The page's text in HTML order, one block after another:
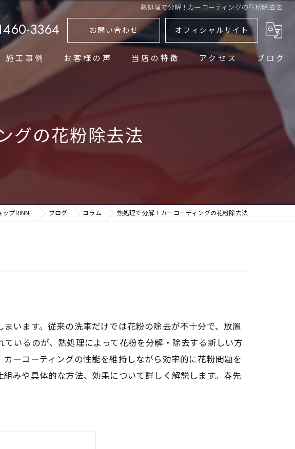
熱処理で分解！カーコーティングの花粉除去法
3364 お問い合わせ オフィシャルサイト
施工事例 お客様の声 当店の特徴
メンテナンス
アクセス ブログ
グの花粉除去法
プRINNE ブログ コラム 熱処理で分解！カーコーティングの花粉除去法
います。従来の洗車だけでは花粉の除去が不十分で、放置
いるのが、熱処理によって花粉を分解・除去する新しい方
ーコーティングの性能を維持しながら効率的に花粉問題を
みや具体的な方法、効果について詳しく解説します。春先